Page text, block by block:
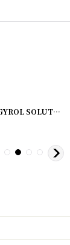
ARGYROL SOLUTION ラベル3枚セット